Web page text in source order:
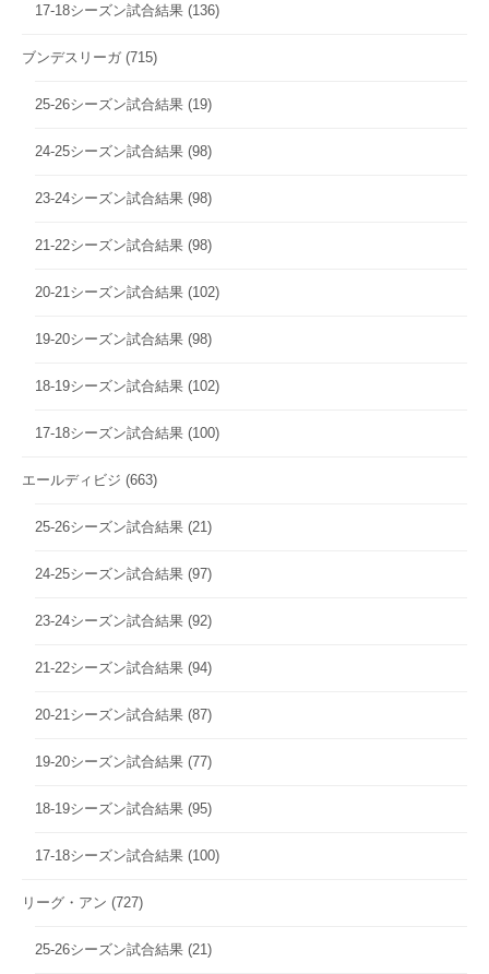
17-18シーズン試合結果 (136)
ブンデスリーガ (715)
25-26シーズン試合結果 (19)
24-25シーズン試合結果 (98)
23-24シーズン試合結果 (98)
21-22シーズン試合結果 (98)
20-21シーズン試合結果 (102)
19-20シーズン試合結果 (98)
18-19シーズン試合結果 (102)
17-18シーズン試合結果 (100)
エールディビジ (663)
25-26シーズン試合結果 (21)
24-25シーズン試合結果 (97)
23-24シーズン試合結果 (92)
21-22シーズン試合結果 (94)
20-21シーズン試合結果 (87)
19-20シーズン試合結果 (77)
18-19シーズン試合結果 (95)
17-18シーズン試合結果 (100)
リーグ・アン (727)
25-26シーズン試合結果 (21)